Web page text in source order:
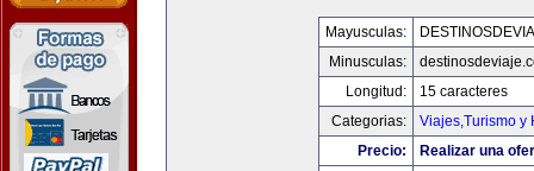
Mayusculas:
Minusculas:
Longitud:
15 caracteres
Categorias:
Viajes,Turismo y
Precio:
Realizar una